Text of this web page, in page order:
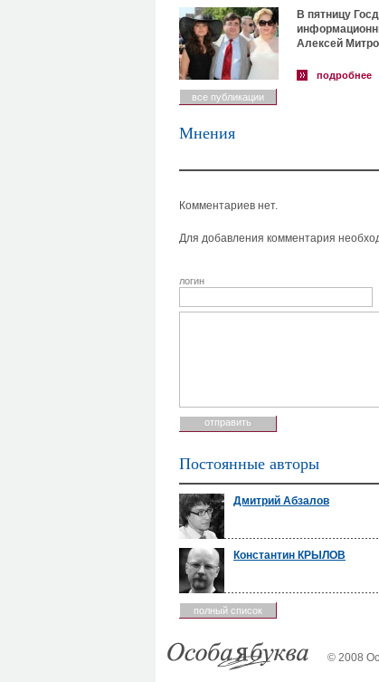
В пятницу
Алексей
подробнее
все публикации
Мнения
Комментариев нет.
Для добавления комментария
логин
Постоянные авторы
Дмитрий Абзалов
Константин КРЫЛОВ
полный список
© 2008